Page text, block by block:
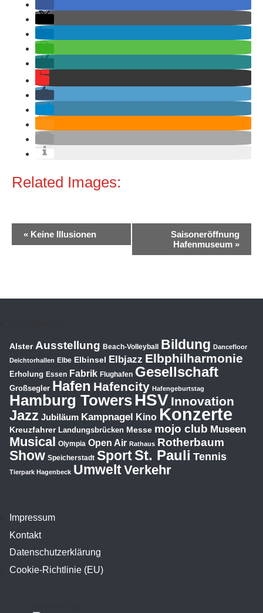
Related Images:
Veranstaltung-
Navigation
« Keine Illusionen
Saisoneröffnung
Hafenmuseum »
Impressum
Kontakt
Datenschutzerklärung
Cookie-Richtlinie (EU)
Alster Ausstellung Beach-Volleyball Bildung Dancefloor
Deichtorhallen Elbe Elbinsel Elbjazz Elbphilharmonie
Erholung Essen Fabrik Flughafen Gesellschaft
Großsegler Hafen Hafencity Hafengeburtstag
Hamburg TowersHSV Innovation
Jazz Jubiläum Kampnagel Kino Konzerte
Kreuzfahrer Landungsbrücken Messe mojo club Museen
Musical Olympia Open Air Rathaus Rotherbaum
Show Speicherstadt SportSt. Pauli Tennis
Tierpark Hagenbeck UmweltVerkehr